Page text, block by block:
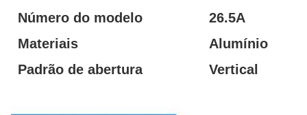
Número do modelo
26.5A
Materiais
Alumínio
Padrão de abertura
Vertical